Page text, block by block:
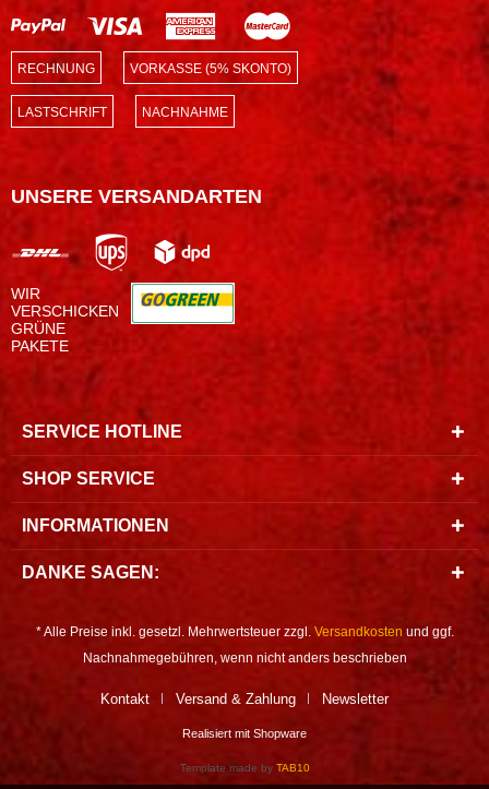
RECHNUNG VORKASSE (5% SKONTO)
LASTSCHRIFT NACHNAHME
UNSERE VERSANDARTEN
WIR
VERSCHICKEN
GRÜNE
PAKETE
SERVICE HOTLINE
SHOP SERVICE
INFORMATIONEN
DANKE SAGEN:
* Alle Preise inkl. gesetzl. Mehrwertsteuer zzgl. Versandkosten und ggf.
Nachnahmegebühren, wenn nicht anders beschrieben
Kontakt Versand & Zahlung Newsletter
Realisiert mit Shopware
Template made by TAB10